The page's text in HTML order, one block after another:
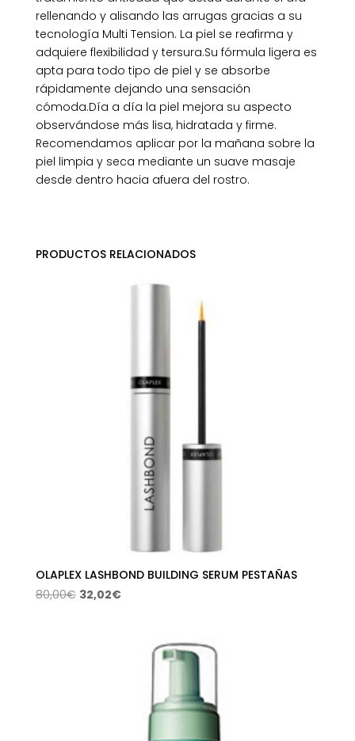
rellenando y alisando las arrugas gracias a su
tecnología Multi Tension. La piel se reafirma y
adquiere flexibilidad y tersura.Su fórmula ligera es
apta para todo tipo de piel y se absorbe
rápidamente dejando una sensación
cómoda.Día a día la piel mejora su aspecto
observándose más lisa, hidratada y firme.
Recomendamos aplicar por la mañana sobre la
piel limpia y seca mediante un suave masaje
desde dentro hacia afuera del rostro.
PRODUCTOS RELACIONADOS
OLAPLEX LASHBOND BUILDING SERUM PESTAÑAS
80,00€ El
32,02€El